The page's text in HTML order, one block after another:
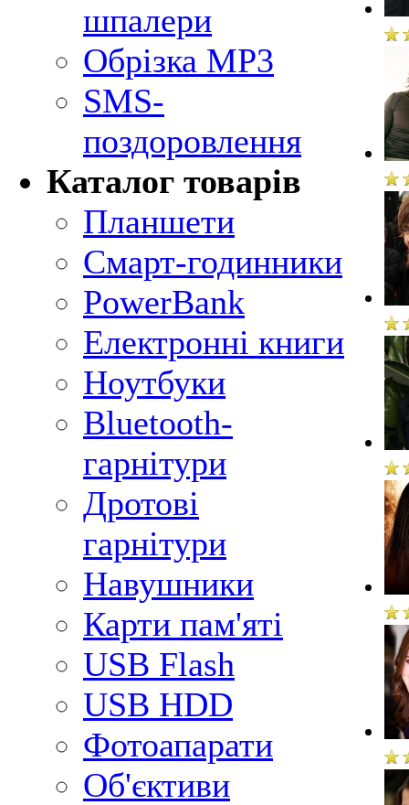
шпалери
Обрізка MP3
SMS-
поздоровлення
Каталог товарів
Планшети
Смарт-годинники
PowerBank
Електронні книги
Ноутбуки
Bluetooth-
гарнітури
Дротові
гарнітури
Навушники
Карти пам'яті
USB Flash
USB HDD
Фотоапарати
Об'єктиви